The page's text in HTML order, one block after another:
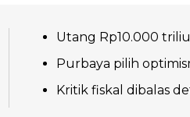
Utang Rp10.000
Purbaya pilih
Kritik fiskal dibalas